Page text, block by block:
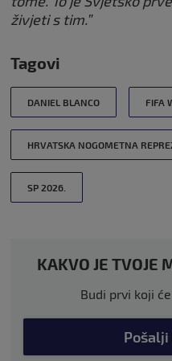
živjeti s tim.”
Tagovi
DANIEL BLANCO FIFA
HRVATSKA NOGOMETNA
SP 2026.
KAKVO JE TVOJE
Budi prvi koji